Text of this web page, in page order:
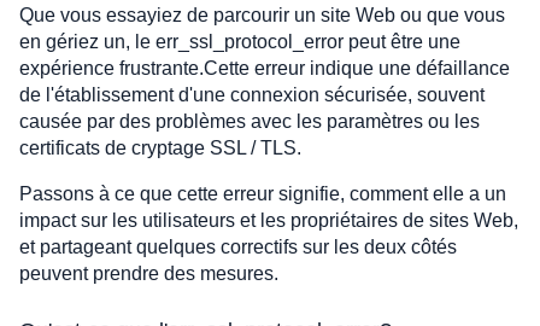
Que vous essayiez de parcourir un site Web ou que vous
en gériez un, le err_ssl_protocol_error peut être une
expérience frustrante.Cette erreur indique une défaillance
de l'établissement d'une connexion sécurisée, souvent
causée par des problèmes avec les paramètres ou les
certificats de cryptage SSL / TLS.
Passons à ce que cette erreur signifie, comment elle a un
impact sur les utilisateurs et les propriétaires de sites Web,
et partageant quelques correctifs sur les deux côtés
peuvent prendre des mesures.